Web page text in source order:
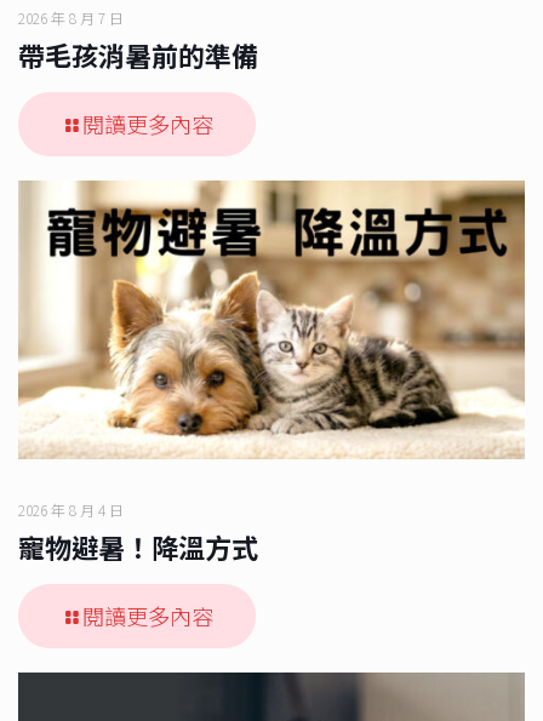
2026 年 8 月 7 日
帶毛孩消暑前的準備
閱讀更多內容
2026 年 8 月 4 日
寵物避暑！降溫方式
閱讀更多內容